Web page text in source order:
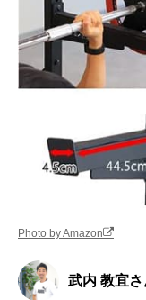
Photo by Amazon
武内 教宜さ